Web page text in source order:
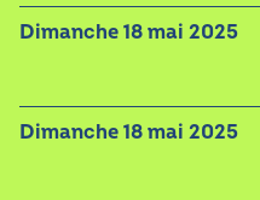
dimanche 18 mai 2025
dimanche 18 mai 2025